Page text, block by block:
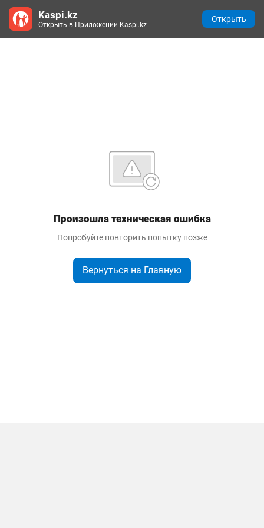
Произошла техническая ошибка
Попробуйте повторить попытку позже
Вернуться на Главную
Kaspi.kz
Открыть в Приложении Kaspi.kz
Открыть